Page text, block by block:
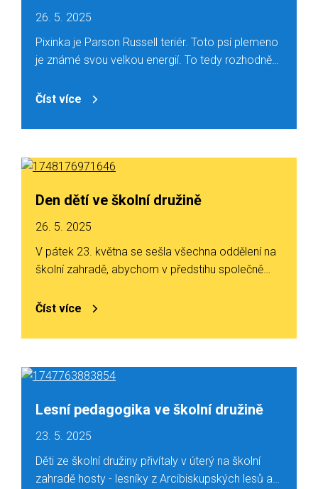
26. 5. 2025
Pixinka je Parson Russell teriér. Toto psí plemeno
je známé svou velkou energií. To tedy rozhodně…
Číst více
Den dětí ve školní družině
26. 5. 2025
V pátek 23. května se sešla všechna oddělení na
školní zahradě, abychom v předstihu společně…
Číst více
Lesní pedagogika ve školní družině
23. 5. 2025
Děti ze školní družiny přivítaly v úterý na školní
zahradě hosty - lesníky z Arcibiskupských lesů a…